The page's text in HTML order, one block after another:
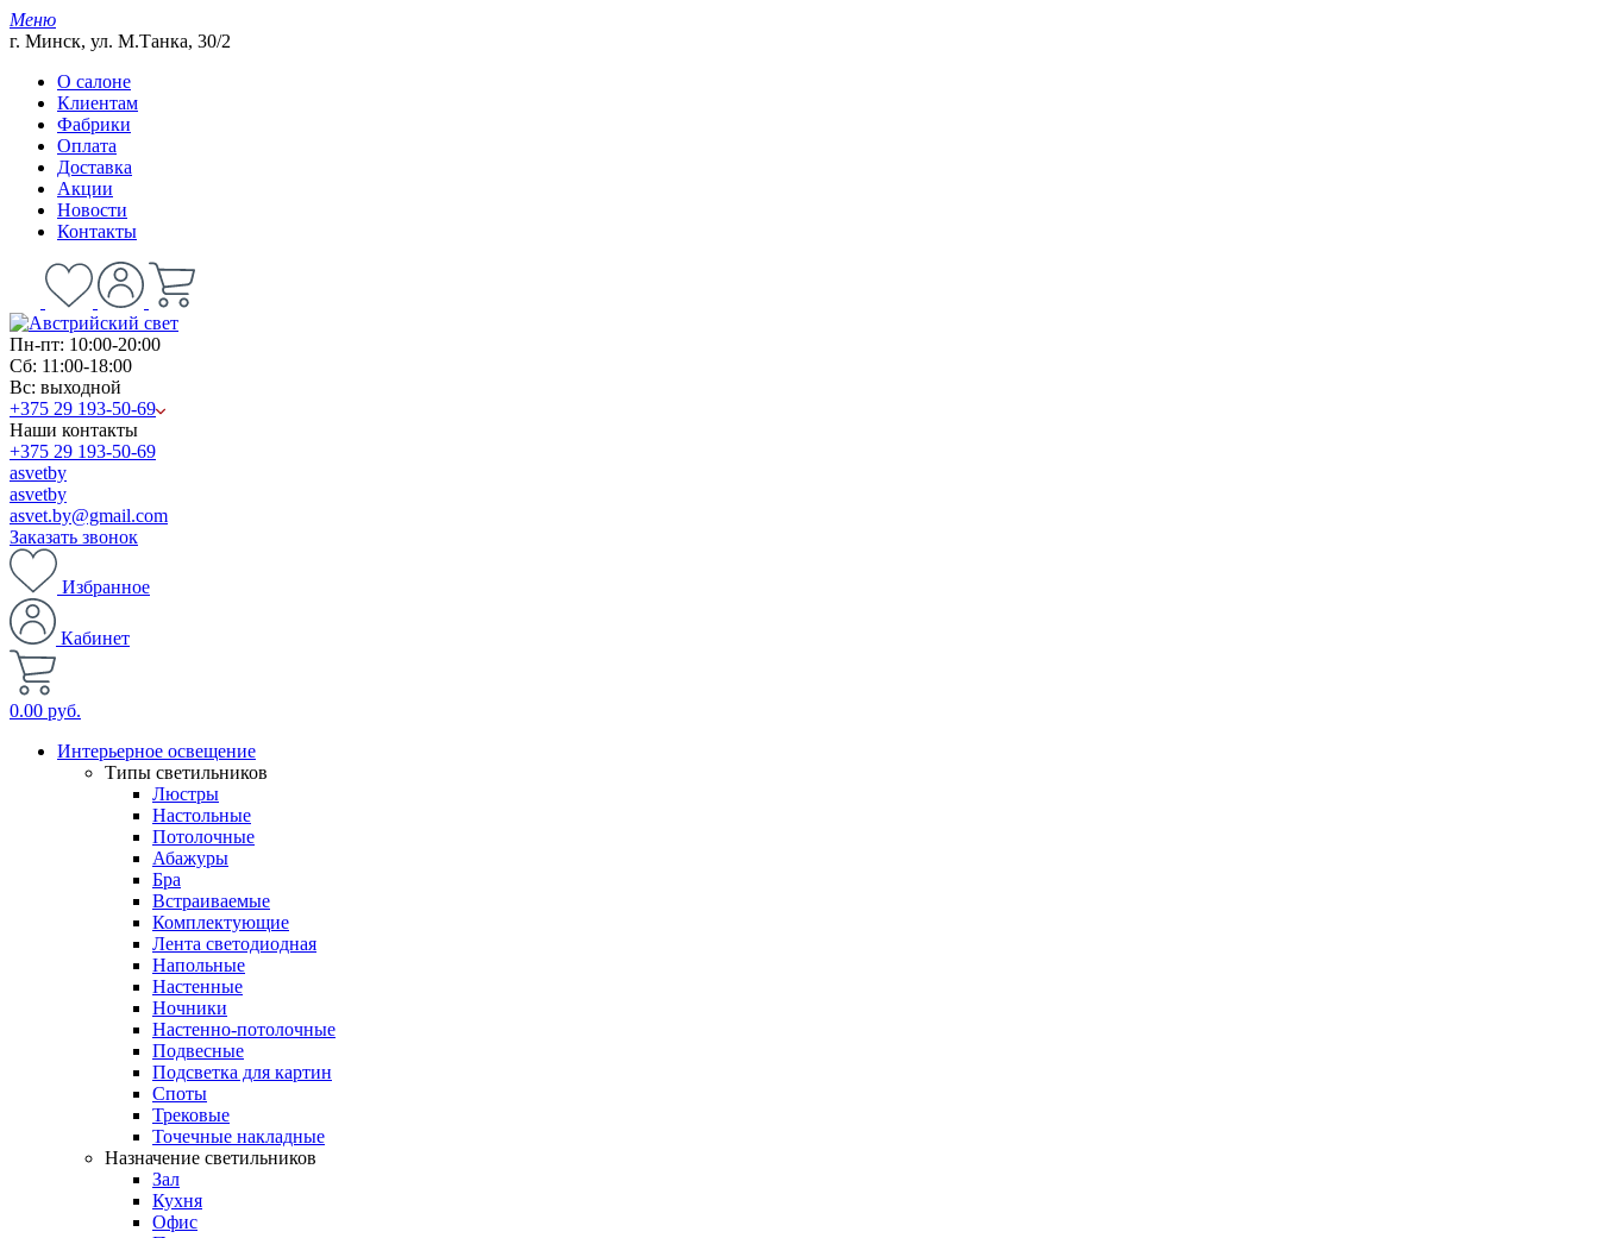
Меню
г. Минск, ул. М.Танка, 30/2
О салоне
Клиентам
Фабрики
Оплата
Доставка
Акции
Новости
Контакты
Пн-пт: 10:00-20:00
Сб: 11:00-18:00
Вс: выходной
+375 29 193-50-69
Наши контакты
+375 29 193-50-69
asvetby
asvetby
asvet.by@gmail.com
Заказать звонок
Избранное
Кабинет
0.00 руб.
Интерьерное освещение
Типы светильников
Люстры
Настольные
Потолочные
Абажуры
Бра
Встраиваемые
Комплектующие
Лента светодиодная
Напольные
Настенные
Ночники
Настенно-потолочные
Подвесные
Подсветка для картин
Споты
Трековые
Точечные накладные
Назначение светильников
Зал
Кухня
Офис